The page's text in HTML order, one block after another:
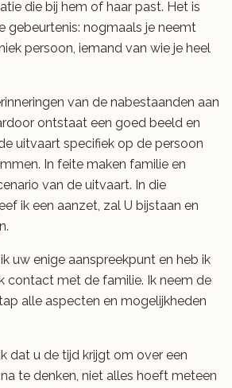
die bij hem of haar past. Het is
gebeurtenis: nogmaals je neemt
persoon, iemand van wie je heel
van de nabestaanden aan
ontstaat een goed beeld en
uitvaart specifiek op de persoon
In feite maken familie en
van de uitvaart. In die
ik een aanzet, zal U bijstaan en
uw enige aanspreekpunt en heb ik
contact met de familie. Ik neem de
alle aspecten en mogelijkheden
dat u de tijd krijgt om over een
te denken, niet alles hoeft meteen